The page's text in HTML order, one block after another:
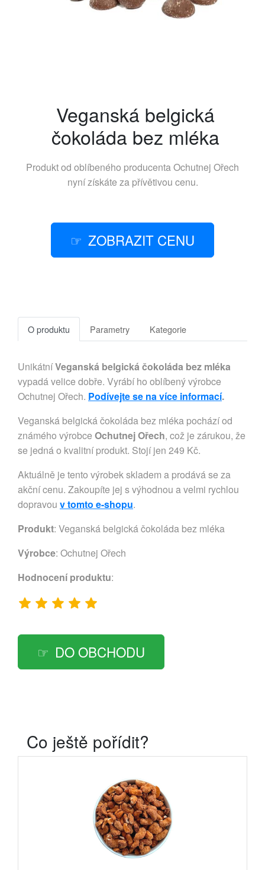
Veganská belgická
čokoláda bez mléka
Produkt od oblíbeného producentaOchutnej Ořech
nyní získáte za přívětivou cenu.
ZOBRAZIT CENU
O produktu Parametry Kategorie
UnikátníVeganská belgická čokoláda bez mléka
vypadá velice dobře. Vyrábí ho oblíbený výrobce
Ochutnej Ořech. Podívejte se na více informací.
Veganská belgická čokoláda bez mléka pochází od
známého výrobce Ochutnej Ořech, což je zárukou, že
se jedná o kvalitní produkt. Stojí jen 249 Kč.
Aktuálně je tento výrobek skladem a prodává se za
akční cenu. Zakoupíte jej s výhodnou a velmi rychlou
dopravou v tomto e-shopu.
Produkt: Veganská belgická čokoláda bez mléka
Výrobce: Ochutnej Ořech
Hodnocení produktu:
DO OBCHODU
Co ještě pořídit?